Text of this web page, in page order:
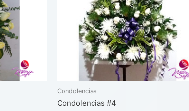
Condolencias
Condolencias #4